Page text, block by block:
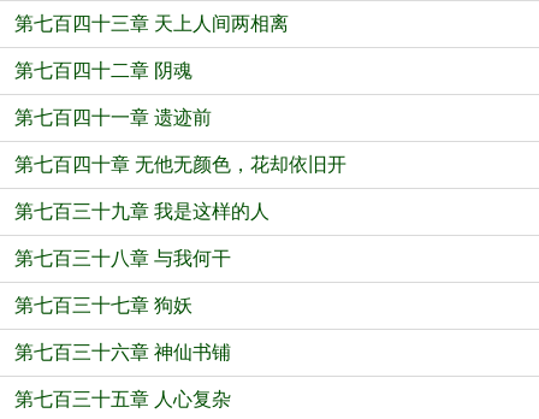
第七百四十三章 天上人间两相离
第七百四十二章 阴魂
第七百四十一章 遗迹前
第七百四十章 无他无颜色，花却依旧开
第七百三十九章 我是这样的人
第七百三十八章 与我何干
第七百三十七章 狗妖
第七百三十六章 神仙书铺
第七百三十五章 人心复杂